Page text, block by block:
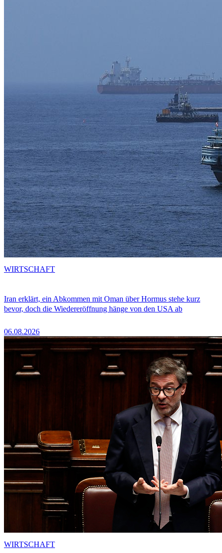
Iran erklärt, ein Abkommen mit Oman über Hormus stehe kurz
bevor, doch die Wiedereröffnung hänge von den USA ab
06.08.2026
WIRTSCHAFT
WIRTSCHAFT